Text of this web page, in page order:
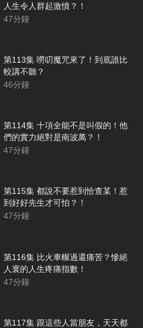
人生令人群起激憤？！
47分鐘
第113集 嘮叨魔咒來了！到底誰比
較講不聽？
46分鐘
第114集 十項全能不是叫假的！他
們的實力絕對是南波萬？！
47分鐘
第115集 都說不要惹到恰查某！惹
到好好先生才可怕？！
47分鐘
第116集 比火車輾過還痛苦？慘絕
人寰的人生疼痛指數！
47分鐘
第117集 跟這些人當朋友，天天都